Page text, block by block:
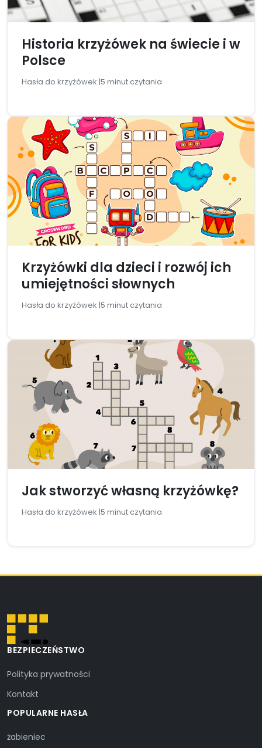
Historia krzyżówek na świecie i w
Polsce
Hasła do krzyżówek |5 minut czytania
Krzyżówki dla dzieci i rozwój ich
umiejętności słownych
Hasła do krzyżówek |5 minut czytania
Jak stworzyć własną krzyżówkę?
Hasła do krzyżówek |5 minut czytania
BEZPIECZEŃSTWO
Polityka prywatności
Kontakt
POPULARNE HASŁA
żabieniec